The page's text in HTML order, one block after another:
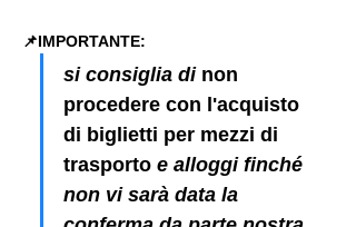
📌IMPORTANTE:
si consiglia di non
procedere con l'acquisto
di biglietti per mezzi di
trasporto e alloggi finché
non vi sarà data la